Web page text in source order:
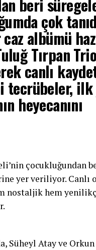
beri
çok
albümü
Tırpan Trio
canlı
tecrübeler, ilk
heyecanını
çocukluğundan
yer veriliyor. Canlı
nostaljik hem
Süheyl Atay ve